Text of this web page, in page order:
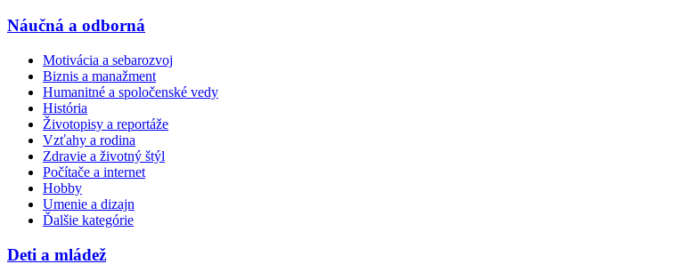
Náučná a odborná
Motivácia a sebarozvoj
Biznis a manažment
Humanitné a spoločenské vedy
História
Životopisy a reportáže
Vzťahy a rodina
Zdravie a životný štýl
Počítače a internet
Hobby
Umenie a dizajn
Ďalšie kategórie
Deti a mládež